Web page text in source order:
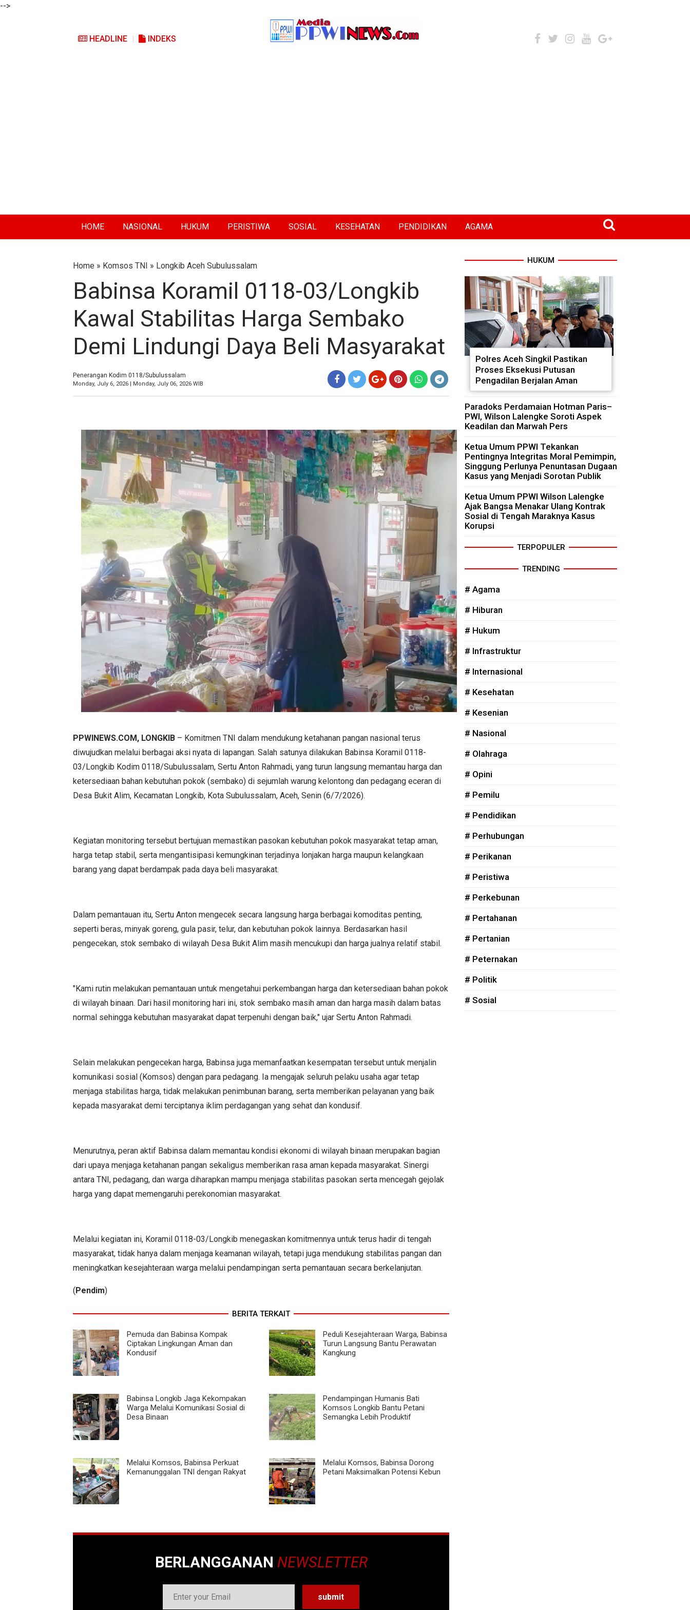
-->
HEADLINE INDEKS
HOME NASIONAL HUKUM PERISTIWA SOSIAL KESEHATAN PENDIDIKAN AGAMA
Home » Komsos TNI » Longkib Aceh Subulussalam
Babinsa Koramil 0118-03/Longkib
Kawal Stabilitas Harga Sembako
Demi Lindungi Daya Beli Masyarakat
Penerangan Kodim 0118/Subulussalam
Monday, July 6, 2026 | Monday, July 06, 2026 WIB
PPWINEWS.COM, LONGKIB – Komitmen TNI dalam mendukung ketahanan pangan nasional terus
diwujudkan melalui berbagai aksi nyata di lapangan. Salah satunya dilakukan Babinsa Koramil 0118-
03/Longkib Kodim 0118/Subulussalam, Sertu Anton Rahmadi, yang turun langsung memantau harga dan
ketersediaan bahan kebutuhan pokok (sembako) di sejumlah warung kelontong dan pedagang eceran di
Desa Bukit Alim, Kecamatan Longkib, Kota Subulussalam, Aceh, Senin (6/7/2026).
Kegiatan monitoring tersebut bertujuan memastikan pasokan kebutuhan pokok masyarakat tetap aman,
harga tetap stabil, serta mengantisipasi kemungkinan terjadinya lonjakan harga maupun kelangkaan
barang yang dapat berdampak pada daya beli masyarakat.
Dalam pemantauan itu, Sertu Anton mengecek secara langsung harga berbagai komoditas penting,
seperti beras, minyak goreng, gula pasir, telur, dan kebutuhan pokok lainnya. Berdasarkan hasil
pengecekan, stok sembako di wilayah Desa Bukit Alim masih mencukupi dan harga jualnya relatif stabil.
"Kami rutin melakukan pemantauan untuk mengetahui perkembangan harga dan ketersediaan bahan pokok
di wilayah binaan. Dari hasil monitoring hari ini, stok sembako masih aman dan harga masih dalam batas
normal sehingga kebutuhan masyarakat dapat terpenuhi dengan baik," ujar Sertu Anton Rahmadi.
Selain melakukan pengecekan harga, Babinsa juga memanfaatkan kesempatan tersebut untuk menjalin
komunikasi sosial (Komsos) dengan para pedagang. Ia mengajak seluruh pelaku usaha agar tetap
menjaga stabilitas harga, tidak melakukan penimbunan barang, serta memberikan pelayanan yang baik
kepada masyarakat demi terciptanya iklim perdagangan yang sehat dan kondusif.
Menurutnya, peran aktif Babinsa dalam memantau kondisi ekonomi di wilayah binaan merupakan bagian
dari upaya menjaga ketahanan pangan sekaligus memberikan rasa aman kepada masyarakat. Sinergi
antara TNI, pedagang, dan warga diharapkan mampu menjaga stabilitas pasokan serta mencegah gejolak
harga yang dapat memengaruhi perekonomian masyarakat.
Melalui kegiatan ini, Koramil 0118-03/Longkib menegaskan komitmennya untuk terus hadir di tengah
masyarakat, tidak hanya dalam menjaga keamanan wilayah, tetapi juga mendukung stabilitas pangan dan
meningkatkan kesejahteraan warga melalui pendampingan serta pemantauan secara berkelanjutan.
(Pendim)
BERITA TERKAIT
Pemuda dan Babinsa Kompak
Ciptakan Lingkungan Aman dan
Kondusif
Peduli Kesejahteraan Warga, Babinsa
Turun Langsung Bantu Perawatan
Kangkung
Babinsa Longkib Jaga Kekompakan
Warga Melalui Komunikasi Sosial di
Desa Binaan
Pendampingan Humanis Bati
Komsos Longkib Bantu Petani
Semangka Lebih Produktif
Melalui Komsos, Babinsa Perkuat
Kemanunggalan TNI dengan Rakyat
Melalui Komsos, Babinsa Dorong
Petani Maksimalkan Potensi Kebun
BERLANGGANAN NEWSLETTER
HUKUM
Polres Aceh Singkil Pastikan
Proses Eksekusi Putusan
Pengadilan Berjalan Aman
Paradoks Perdamaian Hotman Paris–
PWI, Wilson Lalengke Soroti Aspek
Keadilan dan Marwah Pers
Ketua Umum PPWI Tekankan
Pentingnya Integritas Moral Pemimpin,
Singgung Perlunya Penuntasan Dugaan
Kasus yang Menjadi Sorotan Publik
Ketua Umum PPWI Wilson Lalengke
Ajak Bangsa Menakar Ulang Kontrak
Sosial di Tengah Maraknya Kasus
Korupsi
TERPOPULER
TRENDING
# Agama
# Hiburan
# Hukum
# Infrastruktur
# Internasional
# Kesehatan
# Kesenian
# Nasional
# Olahraga
# Opini
# Pemilu
# Pendidikan
# Perhubungan
# Perikanan
# Peristiwa
# Perkebunan
# Pertahanan
# Pertanian
# Peternakan
# Politik
# Sosial